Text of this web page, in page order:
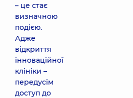
– це стає
визначною
подією.
Адже
відкриття
інноваційної
клініки –
передусім
доступ до